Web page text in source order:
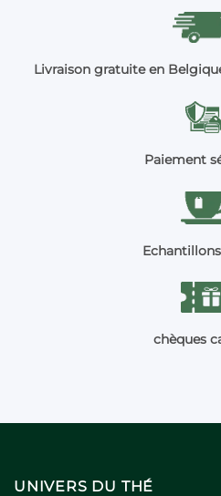
Livraison gratuite en
Paiement
chèques
UNIVERS DU THÉ